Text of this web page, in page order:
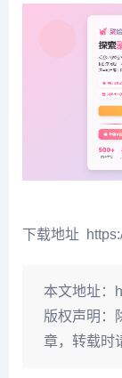
下载地址
本文地址：
版权声明：
章，转载时